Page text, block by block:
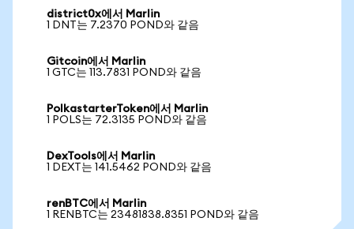
district0x에서 Marlin
1 DNT는 7.2370 POND와 같음
Gitcoin에서 Marlin
1 GTC는 113.7831 POND와 같음
PolkastarterToken에서 Marlin
1 POLS는 72.3135 POND와 같음
DexTools에서 Marlin
1 DEXT는 141.5462 POND와 같음
renBTC에서 Marlin
1 RENBTC는 23481838.8351 POND와 같음